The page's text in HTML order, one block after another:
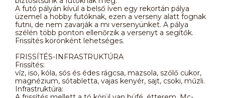
A futó pályán kívül a belső íven egy rekortán pálya
üzemel a hobby futóknak, ezen a verseny alatt fognak
futni, de nem zavarják a mi versenyünket. A pálya
szélén több ponton ellenőrzik a versenyt a segítők.
Frissítés körönként lehetséges.
FRISSÍTÉS-INFRASTRUKTÚRA
Frissítés:
víz, iso, kóla, sós és édes rágcsa, mazsola, szőlő cukor,
magnézium, sótabletta, vajas kenyér, sajt, csoki, műzli.
Infrastruktúra: